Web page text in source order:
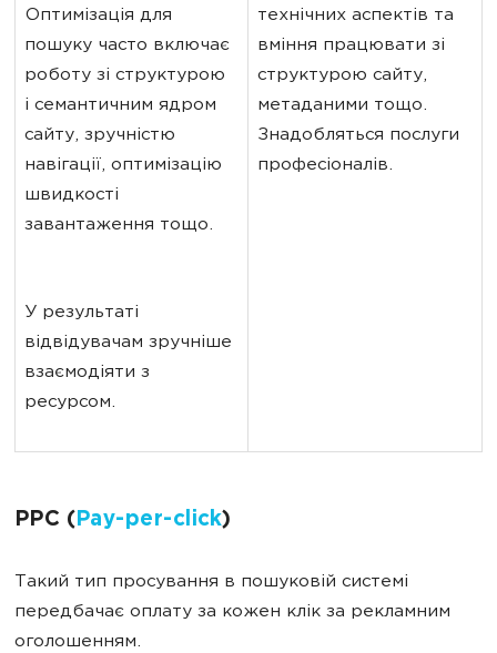
Оптимізація для
пошуку часто включає
роботу зі структурою
і семантичним ядром
сайту, зручністю
навігації, оптимізацію
швидкості
завантаження тощо.
У результаті
відвідувачам зручніше
взаємодіяти з
ресурсом.
технічних аспектів та
вміння працювати зі
структурою сайту,
метаданими тощо.
Знадобляться послуги
професіоналів.
РРС (Pay-per-click)
Такий тип просування в пошуковій системі
передбачає оплату за кожен клік за рекламним
оголошенням.